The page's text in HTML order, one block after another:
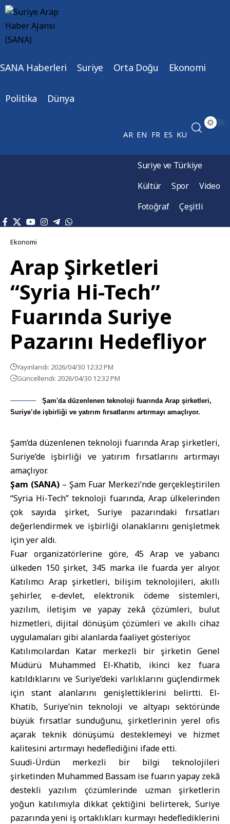
SANA Haberleri Suriye Orta Doğu Ekonomi
Politika Dünya
AR EN FR ES KU
Suriye ve Türkiye
Kültür
Spor
Video
Fotoğraf
Çeşitli
Ekonomi
Arap Şirketleri
“Syria Hi-Tech”
Fuarında Suriye
Pazarını Hedefliyor
Yayınlandı: 2026/04/30 12:32 PM
Güncellendi: 2026/04/30 12:32 PM
Şam'da düzenlenen teknoloji fuarında Arap şirketleri,
Suriye’de işbirliği ve yatırım fırsatlarını artırmayı amaçlıyor.
Şam’da düzenlenen teknoloji fuarında Arap şirketleri,
Suriye’de işbirliği ve yatırım fırsatlarını artırmayı
amaçlıyor.
Şam (SANA) – Şam Fuar Merkezi’nde gerçekleştirilen
“Syria Hi-Tech” teknoloji fuarında, Arap ülkelerinden
çok sayıda şirket, Suriye pazarındaki fırsatları
değerlendirmek ve işbirliği olanaklarını genişletmek
için yer aldı.
Fuar organizatörlerine göre, 45 Arap ve yabancı
ülkeden 150 şirket, 345 marka ile fuarda yer alıyor.
Katılımcı Arap şirketleri, bilişim teknolojileri, akıllı
şehirler, e-devlet, elektronik ödeme sistemleri,
yazılım, iletişim ve yapay zekâ çözümleri, bulut
hizmetleri, dijital dönüşüm çözümleri ve akıllı cihaz
uygulamaları gibi alanlarda faaliyet gösteriyor.
Katılımcılardan Katar merkezli bir şirketin Genel
Müdürü Muhammed El-Khatib, ikinci kez fuara
katıldıklarını ve Suriye’deki varlıklarını güçlendirmek
için stant alanlarını genişlettiklerini belirtti. El-
Khatib, Suriye’nin teknoloji ve altyapı sektöründe
büyük fırsatlar sunduğunu, şirketlerinin yerel ofis
açarak teknik dönüşümü desteklemeyi ve hizmet
kalitesini artırmayı hedeflediğini ifade etti.
Suudi-Ürdün merkezli bir bilgi teknolojileri
şirketinden Muhammed Bassam ise fuarın yapay zekâ
destekli yazılım çözümlerinde uzman şirketlerin
yoğun katılımıyla dikkat çektiğini belirterek, Suriye
pazarında yeni iş ortaklıkları kurmayı hedeflediklerini